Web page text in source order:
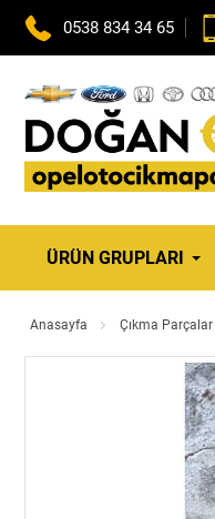
0538 834 34 65
ÜRÜN GRUPLARI
Anasayfa Çıkma Parçalar